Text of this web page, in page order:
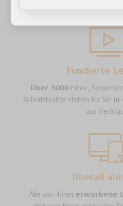
Fundierte
Über 5000Filme,
Arbeitsblätter stehen für Sie in
zur
Überall
Alle von Ihnen erworbene